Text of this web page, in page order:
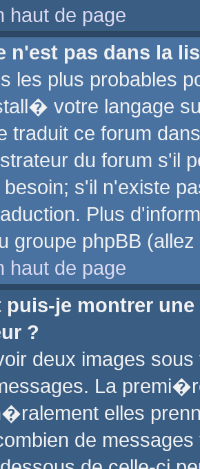
haut de page
n'est pas dans la
les plus probables
votre langage
traduit ce forum
du forum s'il
s'il n'existe
Plus
groupe phpBB
haut de page
puis-je montrer
?
deux images
La
elles
de